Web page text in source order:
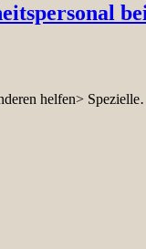
helfen>